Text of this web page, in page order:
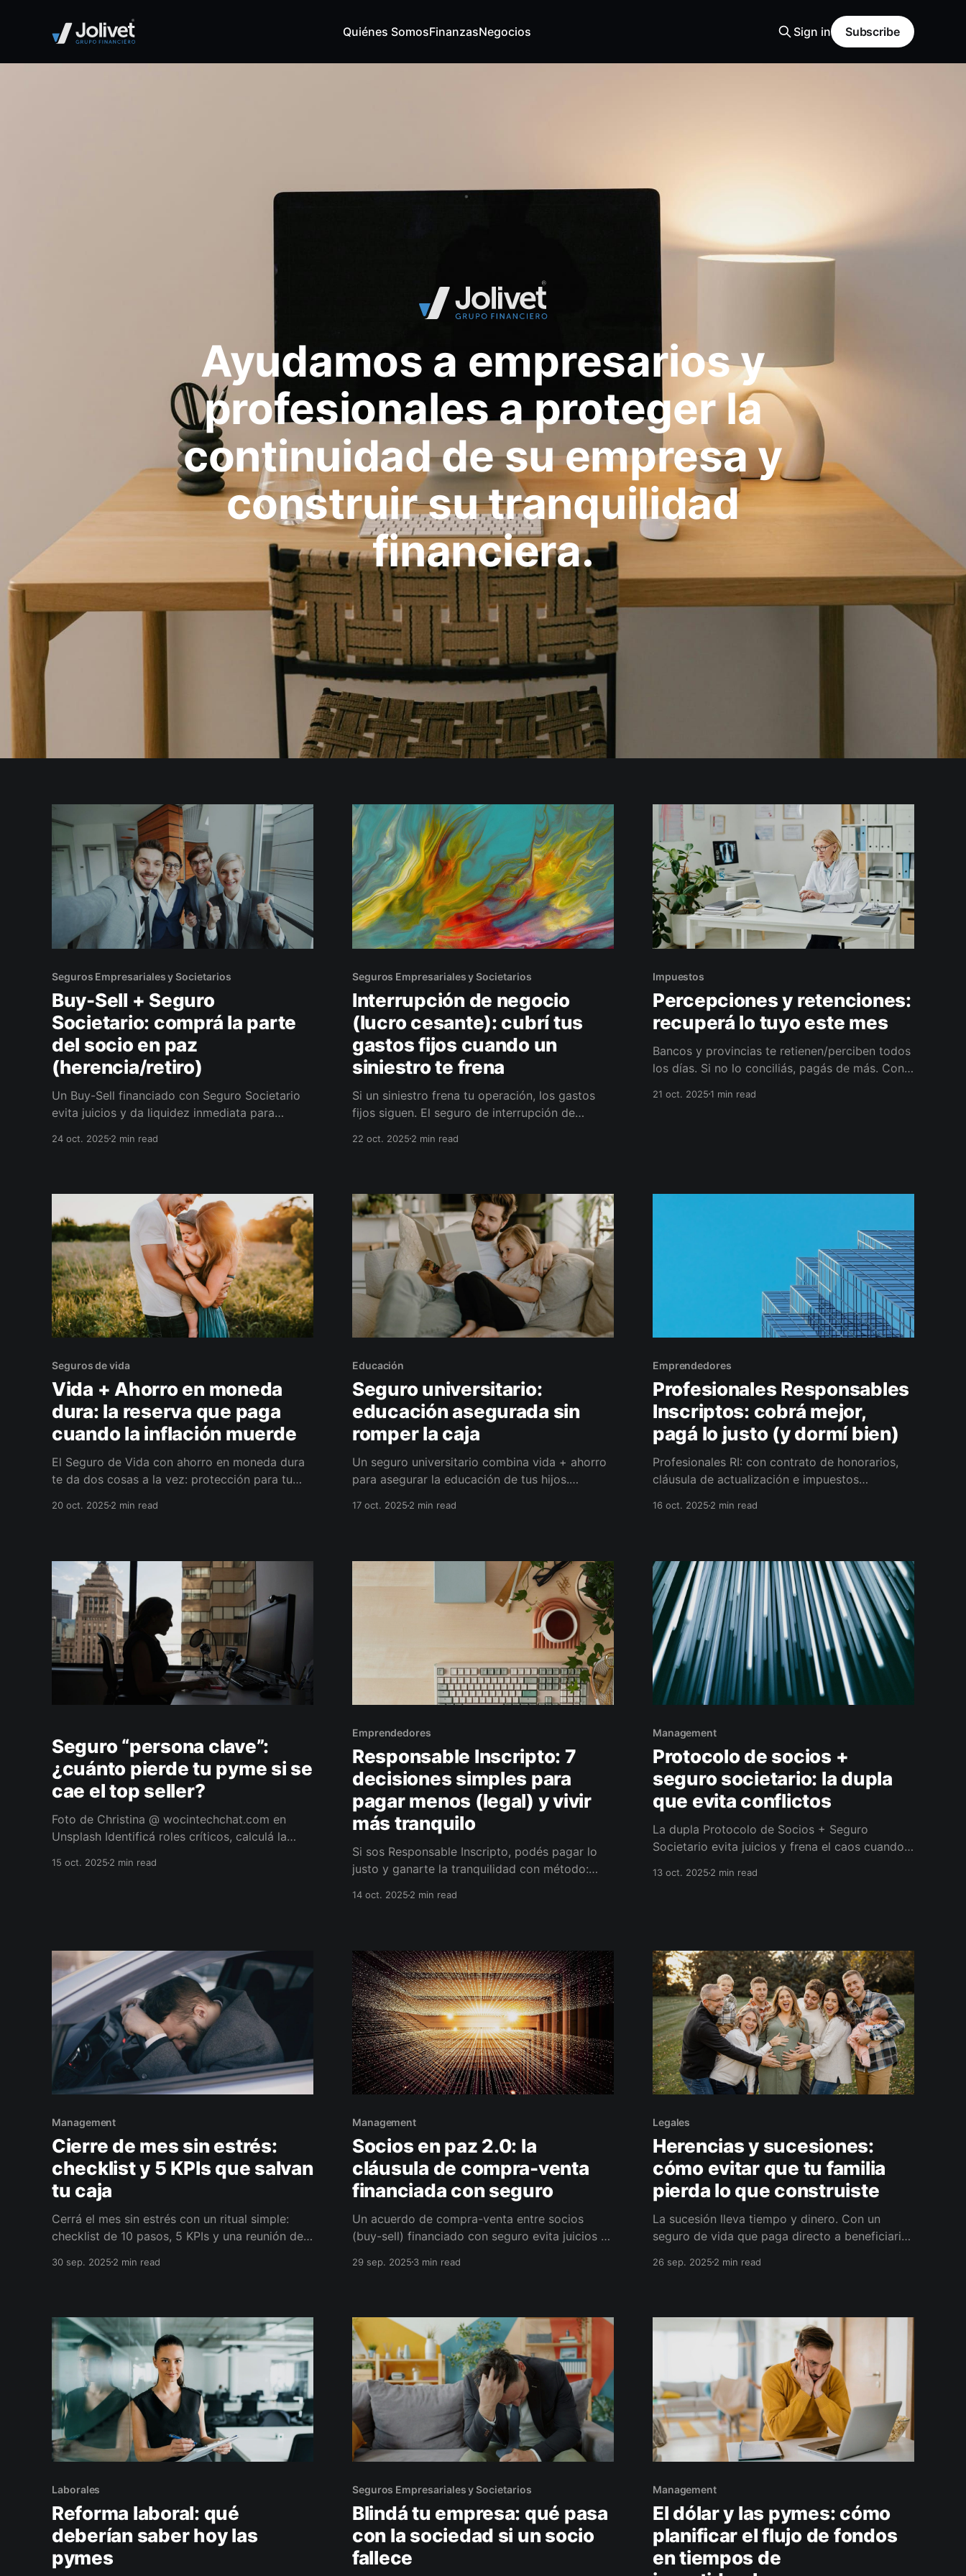
Quiénes SomosFinanzasNegocios Sign in Subscribe
Ayudamos a empresarios y
profesionales a proteger la
continuidad de su empresa y
construir su tranquilidad
financiera.
Seguros Empresariales y Societarios
Buy-Sell + Seguro
Societario: comprá la parte
del socio en paz
(herencia/retiro)
Un Buy-Sell financiado con Seguro Societario
evita juicios y da liquidez inmediata para
incapacidad o retiro). Definimos gatillos, precio
detiene.
24 oct. 2025 2 min read
Seguros Empresariales y Societarios
Interrupción de negocio
(lucro cesante): cubrí tus
gastos fijos cuando un
siniestro te frena
Si un siniestro frena tu operación, los gastos
fijos siguen. El seguro de interrupción de
mientras te recuperás. Calculamos tu suma y
caja.
22 oct. 20252 min read
Impuestos
Percepciones y retenciones:
recuperá lo tuyo este mes
Bancos y provincias te retienen/perciben todos
los días. Si no lo conciliás, pagás de más. Con
percepciones, ajusto padrón y armo tu tablero
21 oct. 20251 min read
Seguros de vida
Vida + Ahorro en moneda
dura: la reserva que paga
cuando la inflación muerde
El Seguro de Vida con ahorro en moneda dura
te da dos cosas a la vez: protección para tu
beneficiarios correctos.
20 oct. 2025 2 min read
Educación
Seguro universitario:
educación asegurada sin
romper la caja
Un seguro universitario combina vida + ahorro
para asegurar la educación de tus hijos.
Tranquilidad hoy para estudiar mañana.
17 oct. 20252 min read
Emprendedores
Profesionales Responsables
Inscriptos: cobrá mejor,
pagá lo justo (y dormí bien)
Profesionales RI: con contrato de honorarios,
cláusula de actualización e impuestos
los meses.
16 oct. 20252 min read
Seguro “persona clave”:
¿cuánto pierde tu pyme si se
cae el top seller?
Foto de Christina @ wocintechchat.com en
Unsplash Identificá roles críticos, calculá la
caja
15 oct. 2025 2 min read
Emprendedores
Responsable Inscripto: 7
decisiones simples para
pagar menos (legal) y vivir
más tranquilo
Si sos Responsable Inscripto, podés pagar lo
justo y ganarte la tranquilidad con método:
tablero + plan de ahorro legal.
14 oct. 20252 min read
Management
Protocolo de socios +
seguro societario: la dupla
que evita conflictos
La dupla Protocolo de Socios + Seguro
Societario evita juicios y frena el caos cuando
13 oct. 20252 min read
Management
Cierre de mes sin estrés:
checklist y 5 KPIs que salvan
tu caja
Cerrá el mes sin estrés con un ritual simple:
checklist de 10 pasos, 5 KPIs y una reunión de
ordená decisiones. Sumá el apoyo de un seguro
críticas.
30 sep. 2025 2 min read
Management
Socios en paz 2.0: la
cláusula de compra-venta
financiada con seguro
Un acuerdo de compra-venta entre socios
(buy-sell) financiado con seguro evita juicios y
empresa o los socios compren la participación
cobertura correcta para tu pyme.
29 sep. 20253 min read
Legales
Herencias y sucesiones:
cómo evitar que tu familia
pierda lo que construiste
La sucesión lleva tiempo y dinero. Con un
seguro de vida que paga directo a beneficiarios
liquidez inmediata para cubrir gastos, evitar
todo ordenado.
26 sep. 20252 min read
Laborales
Reforma laboral: qué
deberían saber hoy las
pymes
Seguros Empresariales y Societarios
Blindá tu empresa: qué pasa
con la sociedad si un socio
fallece
Management
El dólar y las pymes: cómo
planificar el flujo de fondos
en tiempos de